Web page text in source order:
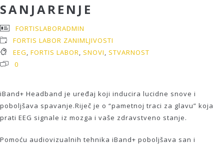
SANJARENJE
FORTISLABORADMIN
FORTIS LABOR ZANIMLJIVOSTI
EEG, FORTIS LABOR, SNOVI, STVARNOST
0
iBand+ Headband je uređaj koji inducira lucidne snove i
poboljšava spavanje.Riječ je o “pametnoj traci za glavu” koja
prati EEG signale iz mozga i vaše zdravstveno stanje.
Pomoću audiovizualnih tehnika iBand+ poboljšava san i